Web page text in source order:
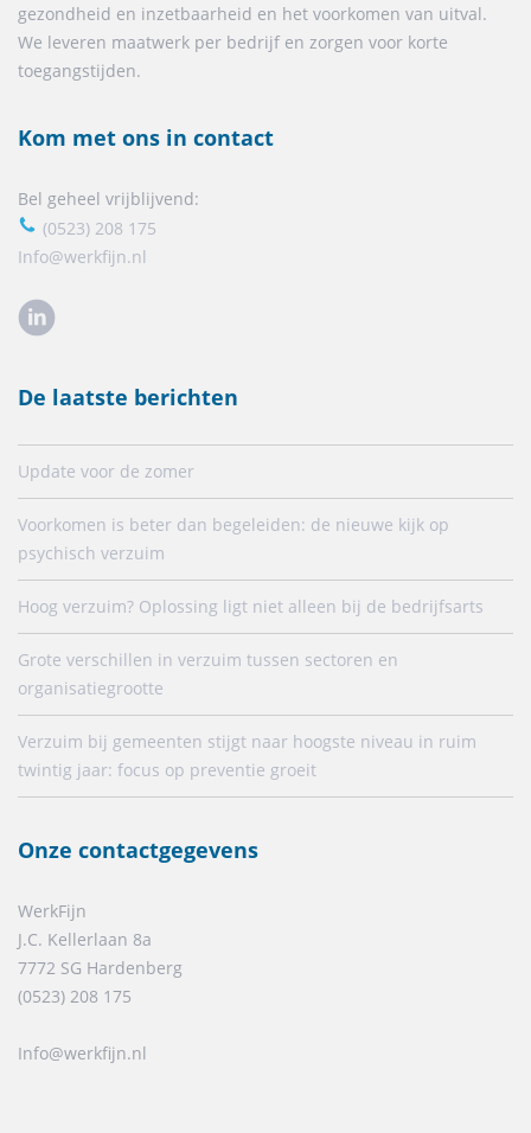
gezondheid en inzetbaarheid en het voorkomen van uitval.
We leveren maatwerk per bedrijf en zorgen voor korte
toegangstijden.
Kom met ons in contact
Bel geheel vrijblijvend:
(0523) 208 175
Info@werkfijn.nl
De laatste berichten
Update voor de zomer
Voorkomen is beter dan begeleiden: de nieuwe kijk op
psychisch verzuim
Hoog verzuim? Oplossing ligt niet alleen bij de bedrijfsarts
Grote verschillen in verzuim tussen sectoren en
organisatiegrootte
Verzuim bij gemeenten stijgt naar hoogste niveau in ruim
twintig jaar: focus op preventie groeit
Onze contactgegevens
WerkFijn
J.C. Kellerlaan 8a
7772 SG Hardenberg
(0523) 208 175
Info@werkfijn.nl